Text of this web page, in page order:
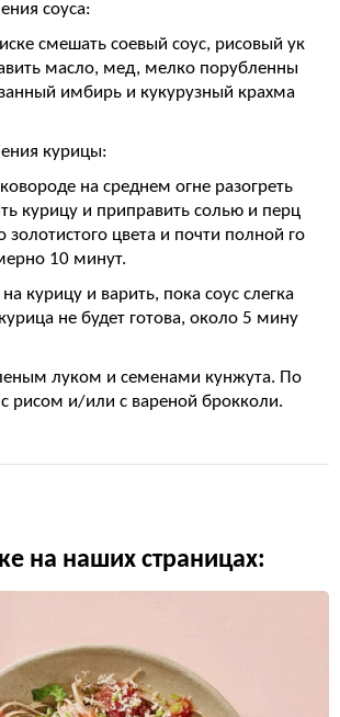
соуса:
смешать соевый соус, рисовый ук
масло, мед, мелко порубленны
имбирь и кукурузный крахма
курицы:
на среднем огне разогреть
курицу и приправить солью и перц
золотистого цвета и почти полной го
10 минут.
курицу и варить, пока соус слегка
курица не будет готова, около 5 мину
луком и семенами кунжута. По
рисом и/или с вареной брокколи.
на наших страницах: